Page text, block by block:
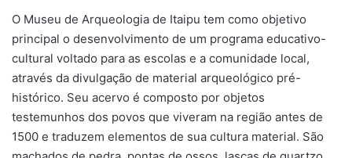
O Museu de Arqueologia de Itaipu tem como objetivo
principal o desenvolvimento de um programa educativo-
cultural voltado para as escolas e a comunidade local,
através da divulgação de material arqueológico pré-
histórico. Seu acervo é composto por objetos
testemunhos dos povos que viveram na região antes de
1500 e traduzem elementos de sua cultura material. São